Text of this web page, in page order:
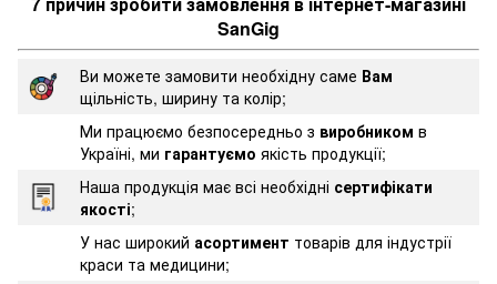
SanGig
Ви можете замовити необхідну саме Вам
щільність, ширину та колір;
Ми працюємо безпосередньо з виробником в
Україні, ми гарантуємо якість продукції;
Наша продукція має всі необхідні сертифікати
якості;
У нас широкий асортимент товарів для індустрії
краси та медицини;